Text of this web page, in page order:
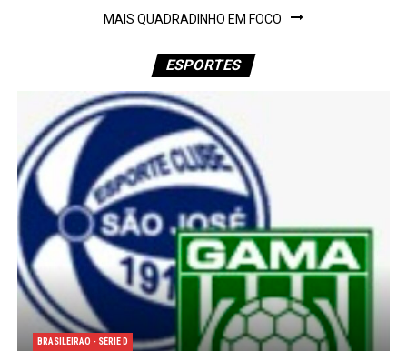
MAIS QUADRADINHO EM FOCO
ESPORTES
BRASILEIRÃO - SÉRIE D